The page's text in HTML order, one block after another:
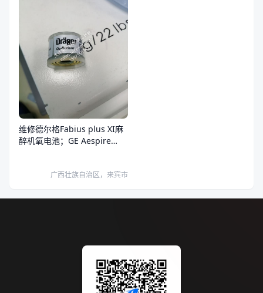
维修德尔格Fabius plus XI麻
醉机氧电池；GE Aespire
广西壮族自治区，来宾市